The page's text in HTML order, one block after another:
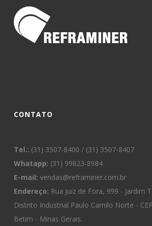
CONTATO
Tel.: (31) 3507-8400 / (31) 3507-8407
Whatapp: (31) 99823-8984
E-mail: vendas@reframiner.com.br
Endereço: Rua Juiz de Fora, 999 - Jardim
Distrito Industrial Paulo Camilo Norte -
Betim - Minas Gerais.